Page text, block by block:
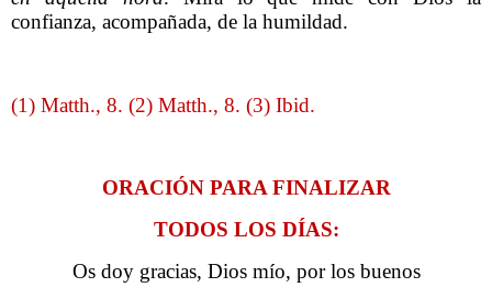
confianza, acompañada, de la humildad.
(1) Matth., 8. (2) Matth., 8. (3) Ibid.
ORACIÓN PARA FINALIZAR
TODOS LOS DÍAS:
Os doy gracias, Dios mío, por los buenos